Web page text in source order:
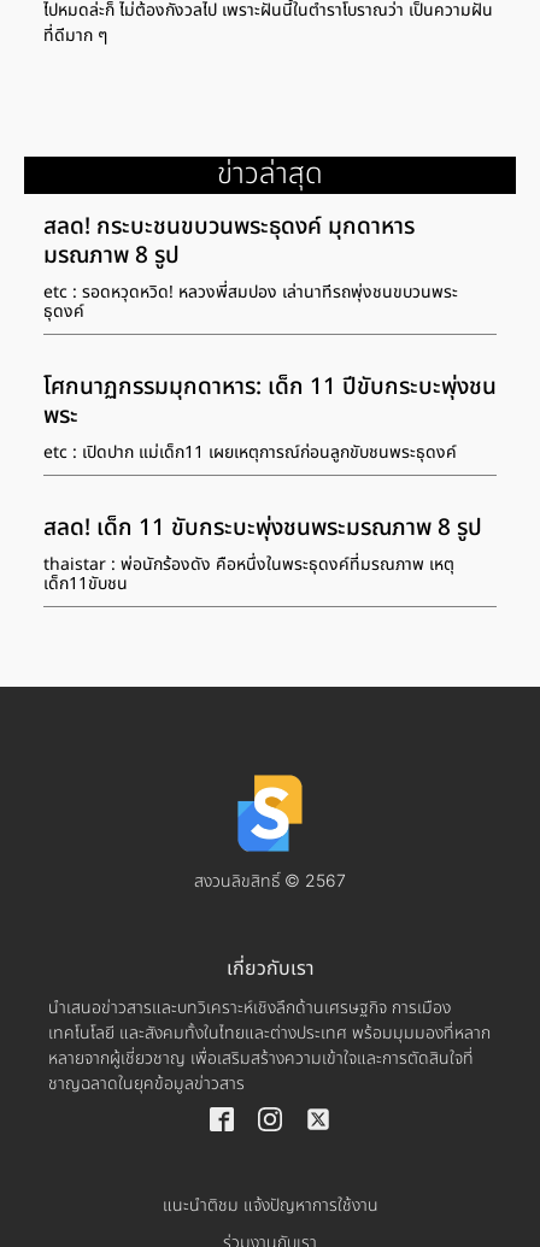
ไปหมดล่ะก็ ไม่ต้องกังวลไป เพราะฝันนี้ในตำราโบราณว่า เป็นความฝัน
ที่ดีมาก ๆ
ข่าวล่าสุด
สลด! กระบะชนขบวนพระธุดงค์ มุกดาหาร
มรณภาพ 8 รูป
etc : รอดหวุดหวิด! หลวงพี่สมปอง เล่านาทีรถพุ่งชนขบวนพระ
ธุดงค์
โศกนาฏกรรมมุกดาหาร: เด็ก 11 ปีขับกระบะพุ่งชน
พระ
etc : เปิดปาก แม่เด็ก11 เผยเหตุการณ์ก่อนลูกขับชนพระธุดงค์
สลด! เด็ก 11 ขับกระบะพุ่งชนพระมรณภาพ 8 รูป
thaistar : พ่อนักร้องดัง คือหนึ่งในพระธุดงค์ที่มรณภาพ เหตุ
เด็ก11ขับชน
สงวนลิขสิทธิ์ © 2567
เกี่ยวกับเรา
นำเสนอข่าวสารและบทวิเคราะห์เชิงลึกด้านเศรษฐกิจ การเมือง
เทคโนโลยี และสังคมทั้งในไทยและต่างประเทศ พร้อมมุมมองที่หลาก
หลายจากผู้เชี่ยวชาญ เพื่อเสริมสร้างความเข้าใจและการตัดสินใจที่
ชาญฉลาดในยุคข้อมูลข่าวสาร
แนะนำติชม แจ้งปัญหาการใช้งาน
ร่วมงานกับเรา